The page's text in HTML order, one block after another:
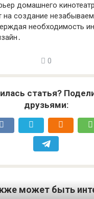
домашнего
на создание
необходимость
0
статья?
друзьями:
может быть